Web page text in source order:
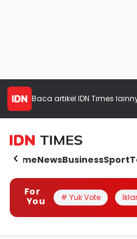
Baca artikel IDN Times
HomeNewsBusinessSport
For
You
# Yuk Vote